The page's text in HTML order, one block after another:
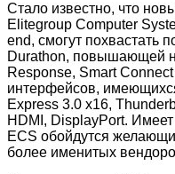
Стало известно, что
Elitegroup Computer
end, смогут похвастать
Durathon, повышающей
Response, Smart
интерфейсов,
Express 3.0 x16,
HDMI, DisplayPort.
ECS обойдутся
более именитых